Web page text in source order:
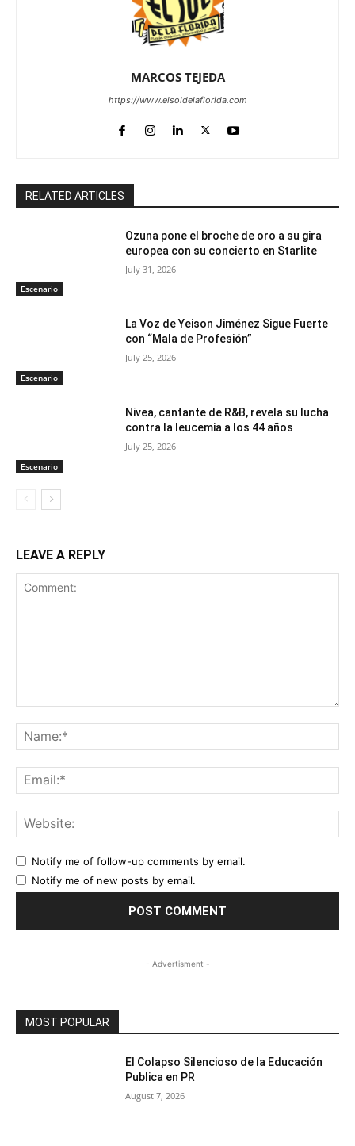
MARCOS TEJEDA
https://www.elsoldelaflorida.com
RELATED ARTICLES
Escenario
Ozuna pone el broche de oro a su gira
europea con su concierto en Starlite
July 31, 2026
Escenario
La Voz de Yeison Jiménez Sigue Fuerte
con “Mala de Profesión”
July 25, 2026
Escenario
Nivea, cantante de R&B, revela su lucha
contra la leucemia a los 44 años
July 25, 2026
LEAVE A REPLY
Notify me of follow-up comments by email.
Notify me of new posts by email.
- Advertisment -
MOST POPULAR
El Colapso Silencioso de la Educación
Publica en PR
August 7, 2026